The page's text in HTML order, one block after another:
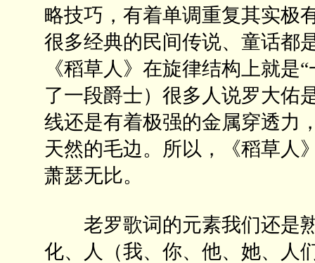
略技巧，有着单调重复其实极
很多经典的民间传说、童话都
《稻草人》在旋律结构上就是
了一段爵士）很多人说罗大佑
线还是有着极强的金属穿透力
天然的毛边。所以，《稻草人
萧瑟无比。
老罗歌词的元素我们还是熟
化、人（我、你、他、她、